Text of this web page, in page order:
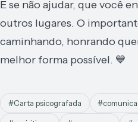
E se não ajudar, que você
outros lugares. O
caminhando, honrando
melhor forma possível. 💙
#Carta psicografada